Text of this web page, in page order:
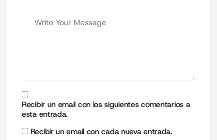
Recibir un email con los siguientes comentarios a
esta entrada.
Recibir un email con cada nueva entrada.